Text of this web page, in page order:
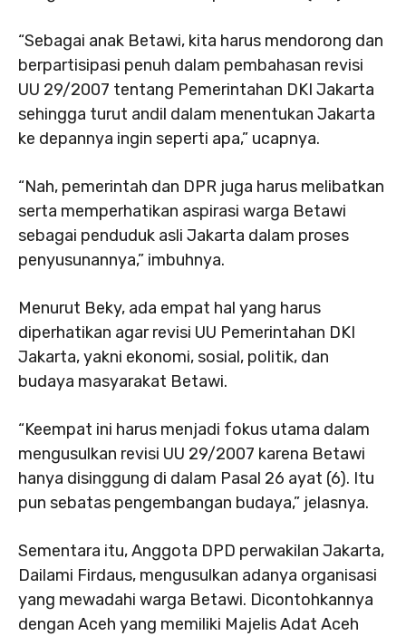
“Sebagai anak Betawi, kita harus mendorong dan
berpartisipasi penuh dalam pembahasan revisi
UU 29/2007 tentang Pemerintahan DKI Jakarta
sehingga turut andil dalam menentukan Jakarta
ke depannya ingin seperti apa,” ucapnya.
“Nah, pemerintah dan DPR juga harus melibatkan
serta memperhatikan aspirasi warga Betawi
sebagai penduduk asli Jakarta dalam proses
penyusunannya,” imbuhnya.
Menurut Beky, ada empat hal yang harus
diperhatikan agar revisi UU Pemerintahan DKI
Jakarta, yakni ekonomi, sosial, politik, dan
budaya masyarakat Betawi.
“Keempat ini harus menjadi fokus utama dalam
mengusulkan revisi UU 29/2007 karena Betawi
hanya disinggung di dalam Pasal 26 ayat (6). Itu
pun sebatas pengembangan budaya,” jelasnya.
Sementara itu, Anggota DPD perwakilan Jakarta,
Dailami Firdaus, mengusulkan adanya organisasi
yang mewadahi warga Betawi. Dicontohkannya
dengan Aceh yang memiliki Majelis Adat Aceh